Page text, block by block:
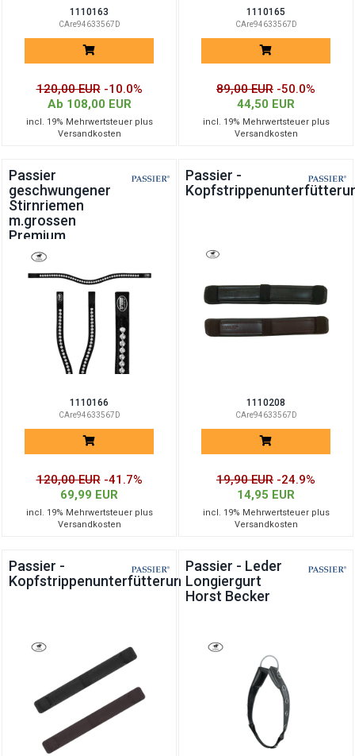
1110163
CAre94633567D
120,00 EUR -10.0%
Ab 108,00 EUR
incl. 19% Mehrwertsteuer plus
Versandkosten
1110165
CAre94633567D
89,00 EUR -50.0%
44,50 EUR
incl. 19% Mehrwertsteuer plus
Versandkosten
Passier
geschwungener
Stirnriemen
m.grossen
Premium
Crystals
1110166
CAre94633567D
120,00 EUR -41.7%
69,99 EUR
incl. 19% Mehrwertsteuer plus
Versandkosten
Passier -
1110208
CAre94633567D
19,90 EUR -24.9%
14,95 EUR
incl. 19% Mehrwertsteuer plus
Versandkosten
Passier -
Kopfstrippenunterfütterung
Passier - Leder
Longiergurt
Horst Becker